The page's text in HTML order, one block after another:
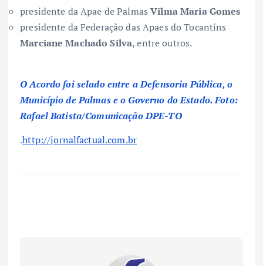
presidente da Apae de PalmasVilma Maria Gomes
presidente da Federação das Apaes do Tocantins
Marciane Machado Silva, entre outros.
O Acordo foi selado entre a Defensoria Pública, o
Município de Palmas e o Governo do Estado. Foto:
Rafael Batista/Comunicação DPE-TO
.http://jornalfactual.com.br